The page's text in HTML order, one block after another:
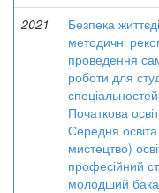
2021
Безпека
методичні
проведення
роботи для
Початкова
Середня
мистецтво)
професійний
молодший